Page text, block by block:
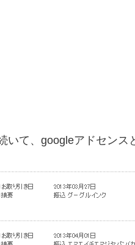
いて、googleアドセン